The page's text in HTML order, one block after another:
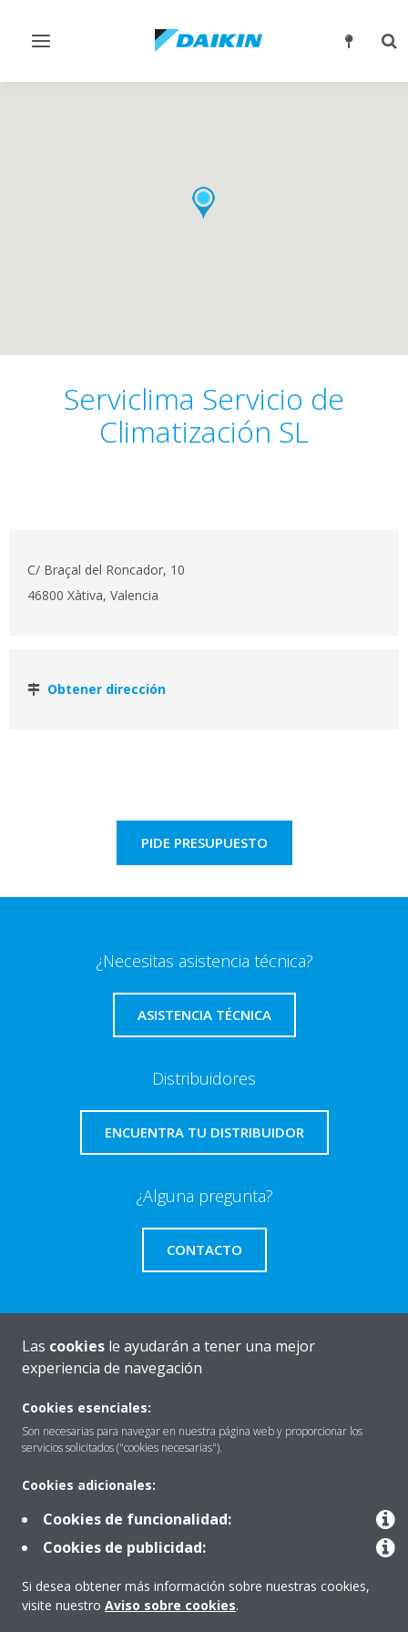
Alternar
Serviclima Servicio de
Climatización SL
C/ Braçal del Roncador, 10
46800 Xàtiva, Valencia
Obtener dirección
PIDE PRESUPUESTO
¿Necesitas asistencia técnica?
ASISTENCIA TÉCNICA
Distribuidores
ENCUENTRA TU DISTRIBUIDOR
¿Alguna pregunta?
CONTACTO
Quiénes somos
Destacados
Contactar con Daikin
Las cookies le ayudarán a tener una mejor
experiencia de navegación
Cookies esenciales:
Son necesarias para navegar en nuestra página web y proporcionar los
servicios solicitados ("cookies necesarias").
Cookies adicionales:
Cookies de funcionalidad:
Cookies de publicidad:
Si desea obtener más información sobre nuestras cookies,
visite nuestro Aviso sobre cookies.